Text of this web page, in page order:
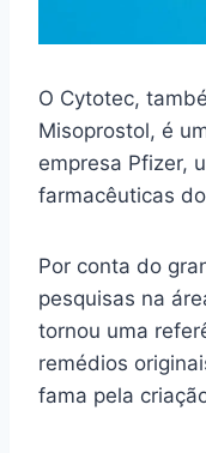
O Cytotec,
Misoprostol, é
empresa Pfizer,
farmacêuticas
Por conta do
pesquisas na
tornou uma
remédios
fama pela